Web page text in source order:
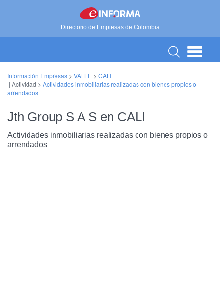
Directorio de Empresas de Colombia
Información Empresas > VALLE > CALI
| Actividad > Actividades inmobiliarias realizadas con bienes propios o
arrendados
Jth Group S A S en CALI
Actividades inmobiliarias realizadas con bienes propios o
arrendados